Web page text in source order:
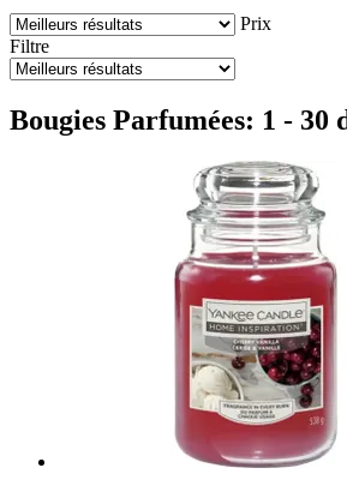
Prix
Filtre
Bougies Parfumées: 1 - 30